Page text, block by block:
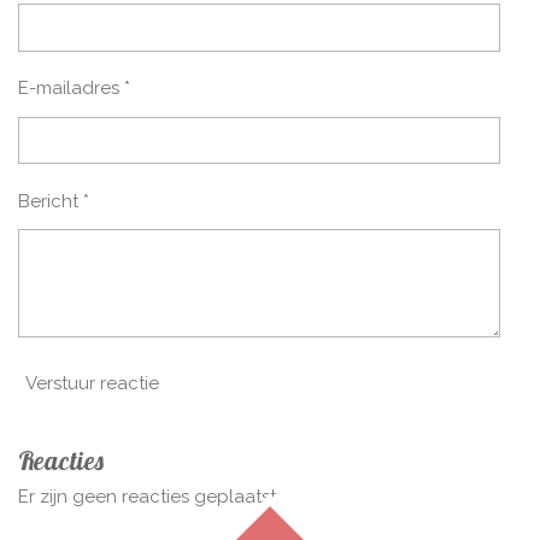
E-mailadres *
Bericht *
Verstuur reactie
Reacties
Er zijn geen reacties geplaatst.